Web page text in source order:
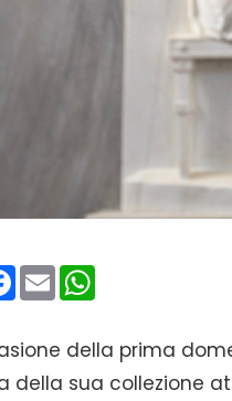
Facebook
Email
della prima
della sua collezione